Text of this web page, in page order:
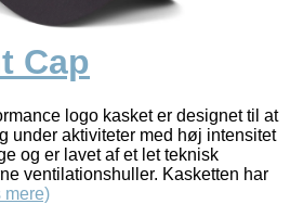
Cap
logo kasket er designet til at
under aktiviteter med høj intensitet
og er lavet af et let teknisk
ventilationshuller. Kasketten har